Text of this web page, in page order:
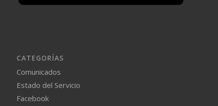
CATEGORÍAS
Comunicados
Estado del Servicio
Facebook